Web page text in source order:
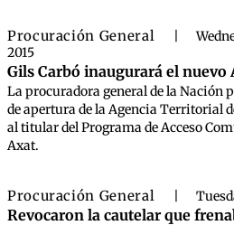
Procuración General
2015
Gils Carbó inaugurará el nuevo
La procuradora general de la Nación
de apertura de la Agencia Territorial
al titular del Programa de Acceso
Axat.
Procuración General
Revocaron la cautelar que